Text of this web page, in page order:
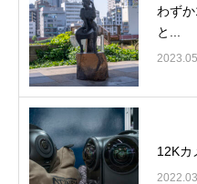
わず
と...
12Kカ